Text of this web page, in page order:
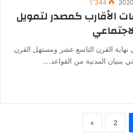
1٬344
الأقارب كمصدر لتمويل
القرن التاسع عشر ومستهل القرن
ببنيان المدنية من القواعد.…
2
»